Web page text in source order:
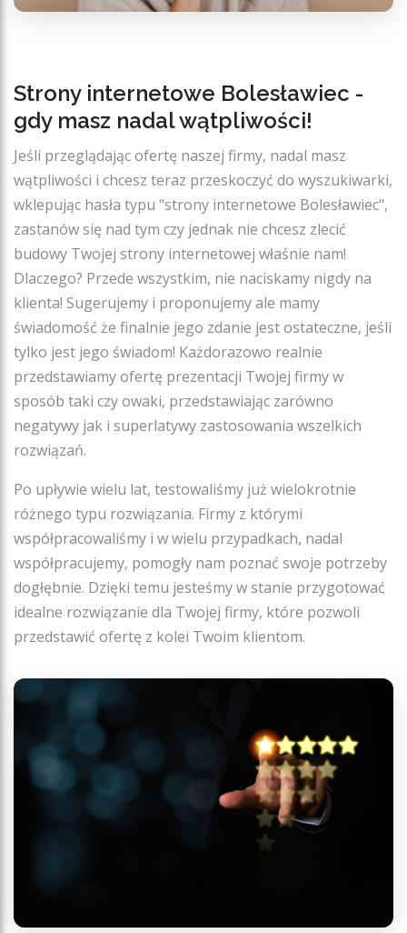
Strony internetowe Bolesławiec -
gdy masz nadal wątpliwości!
Jeśli przeglądając ofertę naszej firmy, nadal masz
wątpliwości i chcesz teraz przeskoczyć do wyszukiwarki,
wklepując hasła typu "strony internetowe Bolesławiec",
zastanów się nad tym czy jednak nie chcesz zlecić
budowy Twojej strony internetowej właśnie nam!
Dlaczego? Przede wszystkim, nie naciskamy nigdy na
klienta! Sugerujemy i proponujemy ale mamy
świadomość że finalnie jego zdanie jest ostateczne, jeśli
tylko jest jego świadom! Każdorazowo realnie
przedstawiamy ofertę prezentacji Twojej firmy w
sposób taki czy owaki, przedstawiając zarówno
negatywy jak i superlatywy zastosowania wszelkich
rozwiązań.
Po upływie wielu lat, testowaliśmy już wielokrotnie
różnego typu rozwiązania. Firmy z którymi
współpracowaliśmy i w wielu przypadkach, nadal
współpracujemy, pomogły nam poznać swoje potrzeby
dogłębnie. Dzięki temu jesteśmy w stanie przygotować
idealne rozwiązanie dla Twojej firmy, które pozwoli
przedstawić ofertę z kolei Twoim klientom.